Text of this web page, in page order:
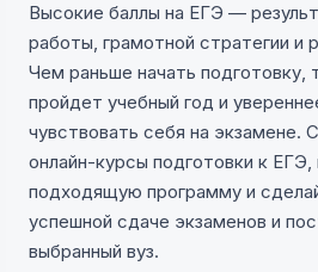
Высокие баллы на ЕГЭ —
работы, грамотной стратегии и
Чем раньше начать подготовку,
пройдет учебный год и
чувствовать себя на экзамене.
онлайн-курсы подготовки к
подходящую программу и
успешной сдаче экзаменов и
выбранный вуз.